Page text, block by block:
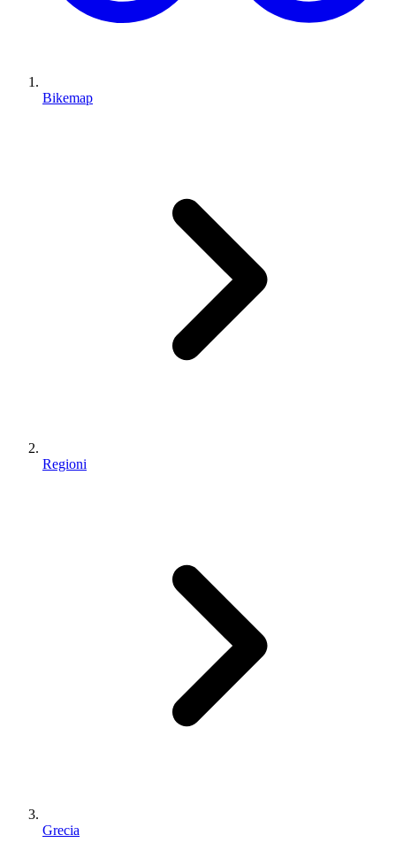
Bikemap
Regioni
Grecia